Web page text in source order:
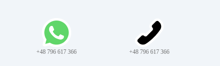
+48 796 617 366 +48 796 617 366